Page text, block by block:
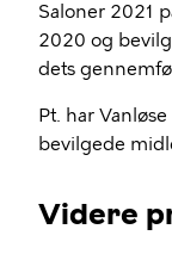
Saloner 2021
2020 og
dets
Pt. har
bevilgede
Videre